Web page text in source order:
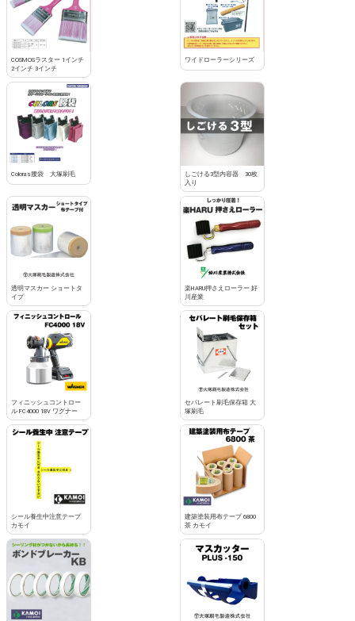
COSMOSラスター 1インチ
2インチ 3インチ
ワイドローラーシリーズ
Coloras腰袋 大塚刷毛
しごける3型内容器 30枚
入り
透明マスカー ショートタ
イプ
楽HARU押さえローラー 好
川産業
フィニッシュコントロー
ル FC4000 18V ワグナー
セパレート刷毛保存箱 大
塚刷毛
シール養生中注意テープ
カモイ
建築塗装用布テープ 6800
茶 カモイ